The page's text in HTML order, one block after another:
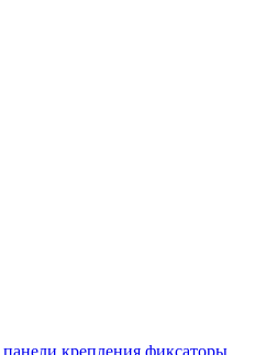
крепления фиксаторы